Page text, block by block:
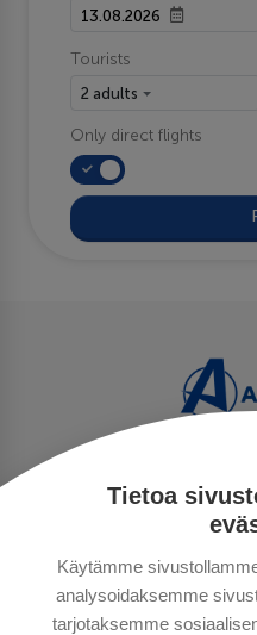
Tietoa
Käytämme
analysoidaksemme
tarjotaksemme
Tourists
2 adults
Only direct flights
GENERAL
GOOD